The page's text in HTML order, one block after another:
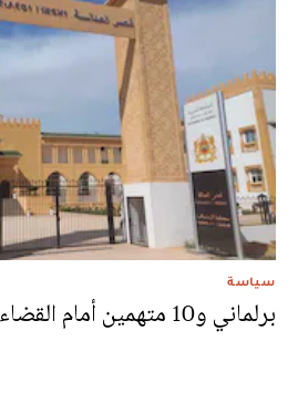
سياسة
برلماني و10 متهمين أمام القضاء